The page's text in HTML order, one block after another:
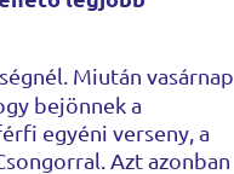
Miután vasárnap
bejönnek a
egyéni verseny, a
Azt azonban